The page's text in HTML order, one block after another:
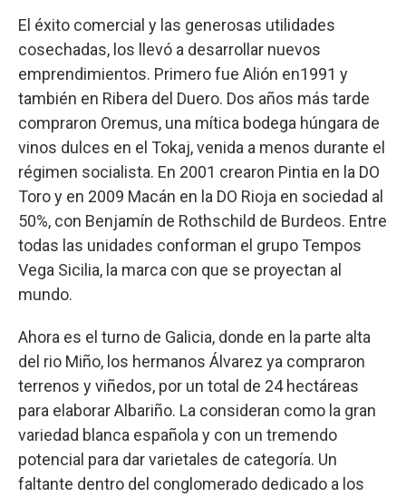
El éxito comercial y las generosas utilidades
cosechadas, los llevó a desarrollar nuevos
emprendimientos. Primero fue Alión en1991 y
también en Ribera del Duero. Dos años más tarde
compraron Oremus, una mítica bodega húngara de
vinos dulces en el Tokaj, venida a menos durante el
régimen socialista. En 2001 crearon Pintia en la DO
Toro y en 2009 Macán en la DO Rioja en sociedad al
50%, con Benjamín de Rothschild de Burdeos. Entre
todas las unidades conforman el grupo Tempos
Vega Sicilia, la marca con que se proyectan al
mundo.
Ahora es el turno de Galicia, donde en la parte alta
del rio Miño, los hermanos Álvarez ya compraron
terrenos y viñedos, por un total de 24 hectáreas
para elaborar Albariño. La consideran como la gran
variedad blanca española y con un tremendo
potencial para dar varietales de categoría. Un
faltante dentro del conglomerado dedicado a los